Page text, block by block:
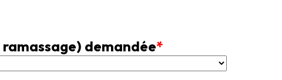
*
demandée